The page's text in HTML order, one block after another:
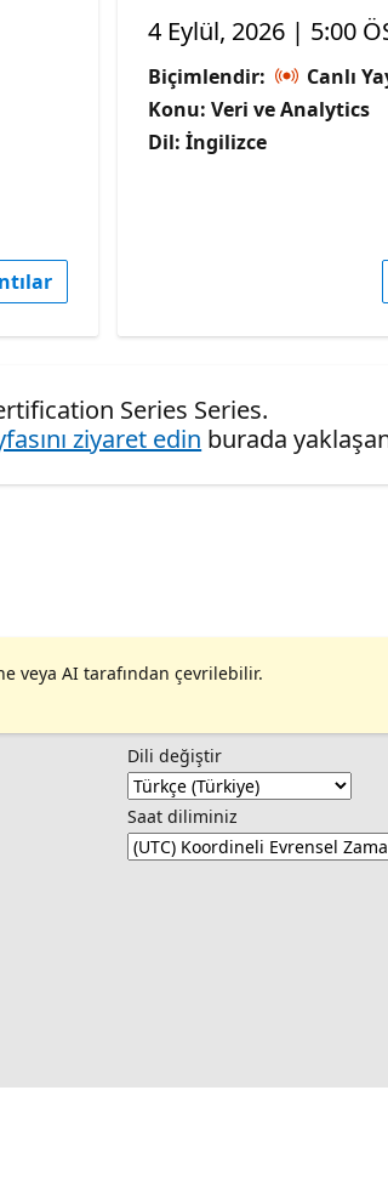
4 Eylül, 2026 | 5:00
Biçimlendir:
Canlı
Konu: Veri ve Analytics
Dil: İngilizce
Series Series.
ziyaret edin burada
veya AI tarafından çevrilebilir.
Dili değiştir
Saat diliminiz